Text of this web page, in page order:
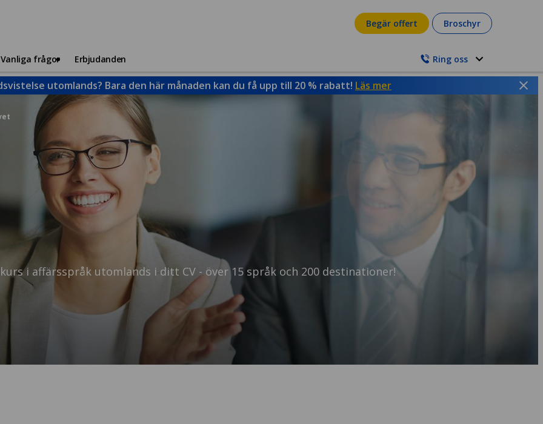
Begär offert Broschyr
Vanliga frågor Erbjudanden Ring oss
utomlands? Bara den här månaden kan du få upp till 20 % rabatt! Läs mer
i affärsspråk utomlands i ditt CV - över 15 språk och 200 destinationer!